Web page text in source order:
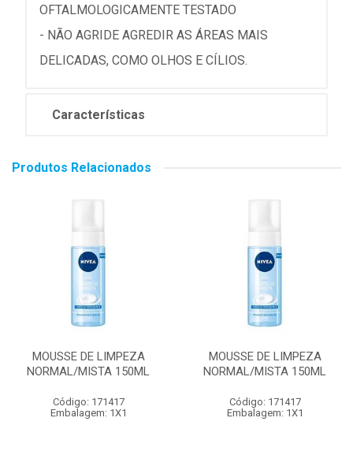
OFTALMOLOGICAMENTE TESTADO
- NÃO AGRIDE AGREDIR AS ÁREAS MAIS
DELICADAS, COMO OLHOS E CÍLIOS.
Características
Produtos Relacionados
MOUSSE DE LIMPEZA
NORMAL/MISTA 150ML
Código: 171417
Embalagem: 1X1
MOUSSE DE LIMPEZA
NORMAL/MISTA 150ML
Código: 171417
Embalagem: 1X1